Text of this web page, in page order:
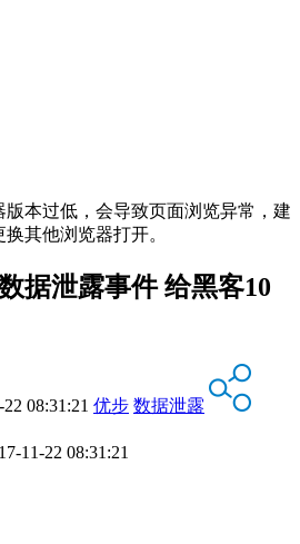
本过低，会导致页面浏览异常，建
其他浏览器打开。
据泄露事件 给黑客10
08:31:21 优步 数据泄露
22 08:31:21